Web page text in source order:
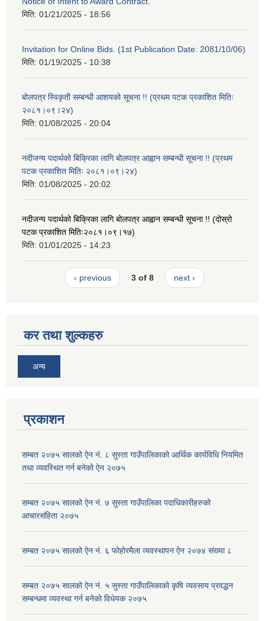
मिति: 01/21/2025 - 18:56
Invitation for Online Bids. (1st Publication Date: 2081/10/06)
मिति: 01/19/2025 - 10:38
बोलपत्र स्विकृती सम्बन्धी आशयको सूचना !! (प्रथम पटक प्रकाशित मितिः
२०८१।०९।२४)
मिति: 01/08/2025 - 20:04
नदीजन्य पदार्थको बिक्रिका लागि बोलपत्र आह्वान सम्बन्धी सूचना !! (प्रथम
पटक प्रकाशित मितिः २०८१।०९।२४)
मिति: 01/08/2025 - 20:02
नदीजन्य पदार्थको बिक्रिका लागि बोलपत्र आह्वान सम्बन्धी सूचना !! (दोस्रो
पटक प्रकाशित मितिः२०८१।०९।१७)
मिति: 01/01/2025 - 14:23
‹ previous 3 of 8 next ›
कर तथा शुल्कहरु
अन्य
प्रकाशन
सम्बत २०७५ सालको ऐन नं. ८ सुस्ता गाउँपालिकाको आर्थिक कार्यविधि नियमित
तथा व्यवस्थित गर्न बनेको ऐन २०७५
सम्बत २०७५ सालको ऐन नं. ७ सुस्ता गाउँपालिका पदाधिकारीहरुको
आचारसंहिता २०७५
सम्बत २०७५ सालको ऐन नं. ६ फोहोरमैला व्यवस्थापन ऐन २०७४ संख्या ८
सम्बत २०७५ सालको ऐन नं. ५ सुस्ता गाउँपालिकाको कृषि व्यवसाय प्रवद्धन
सम्बन्धमा व्यवस्था गर्न बनेको विधेयक २०७५